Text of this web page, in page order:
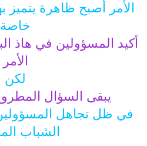
الأمر أصبح ظاهرة يتميز
خاصة
أكيد المسؤولين في هاذ
الأمر
لكن
يبقى السؤال
في ظل تجاهل
الشباب